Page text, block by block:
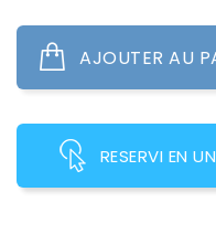
AJOUTER AU
RESERVI EN